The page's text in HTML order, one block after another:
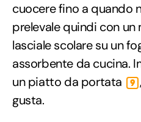
cuocere fino a quando
prelevale quindi con
lasciale scolare su un
assorbente da cucina.
un piatto da portata
9
gusta.